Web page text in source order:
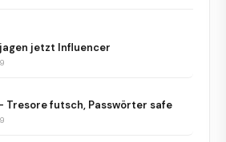
jetzt Influencer
Tresore futsch, Passwörter safe